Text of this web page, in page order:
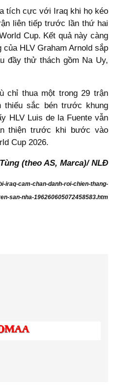
tích cực với Iraq khi họ kéo
liên tiếp trước lần thứ hai
Cup. Kết quả này càng
HLV Graham Arnold sắp
đầy thử thách gồm Na Uy,
chỉ thua một trong 29 trận
thiếu sắc bén trước khung
HLV Luis de la Fuente vẫn
thiện trước khi bước vào
Cup 2026.
(theo AS, Marca)/ NLĐ
iraq-cam-chan-danh-roi-chien-thang-
san-nha-196260605072458583.htm